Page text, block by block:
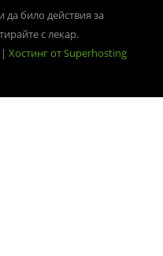
било действия за
с лекар.
| Хостинг от Superhosting